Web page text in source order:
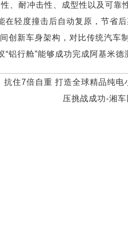
、耐冲击性、成型性以及可靠
在轻度撞击后自动复原，节省
创新车身架构，对比传统汽车
“铝行舱”能够成功完成阿基米